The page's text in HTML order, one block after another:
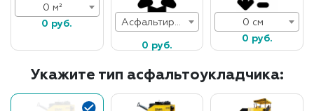
0 м²
0 руб.
0 руб.
0 см
0 руб.
Укажите тип асфальтоукладчика: